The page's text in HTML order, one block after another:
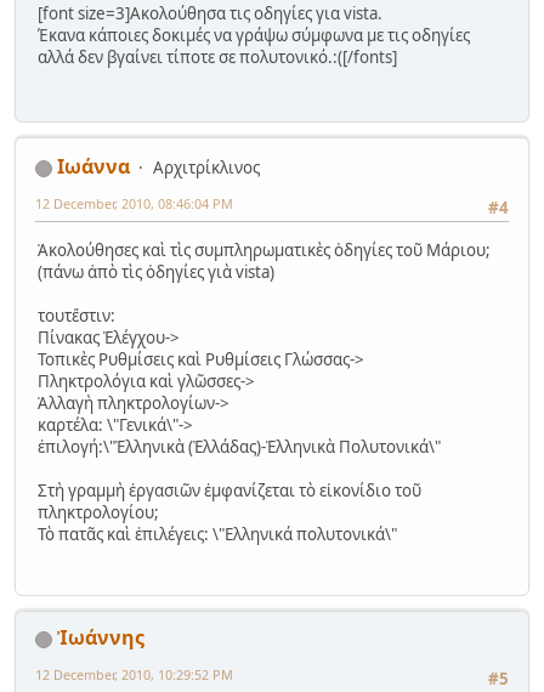
[font size=3]Ακολούθησα τις οδηγίες για vista.
Έκανα κάποιες δοκιμές να γράψω σύμφωνα με τις οδηγίες
αλλά δεν βγαίνει τίποτε σε πολυτονικό.:([/fonts]
Ιωάννα
Αρχιτρίκλινος
#4
12 December, 2010, 08:46:04 PM
Ἀκολούθησες καὶ τὶς συμπληρωματικὲς ὁδηγίες τοῦ Μάριου;
(πάνω ἀπὸ τὶς ὁδηγίες γιὰ vista)
τουτἔστιν:
Πίνακας Ἐλέγχου->
Τοπικὲς Ρυθμίσεις καὶ Ρυθμίσεις Γλώσσας->
Πληκτρολόγια καὶ γλῶσσες->
Ἀλλαγὴ πληκτρολογίων->
καρτέλα: \"Γενικά\"->
ἐπιλογή:\"Ἐλληνικὰ (Ἐλλάδας)-Ἐλληνικὰ Πολυτονικά\"
Στὴ γραμμὴ ἐργασιῶν ἐμφανίζεται τὸ εἰκονίδιο τοῦ
πληκτρολογίου;
Τὸ πατᾶς καὶ ἐπιλέγεις: \"Ελληνικά πολυτονικά\"
Ἰωάννης
#5
12 December, 2010, 10:29:52 PM